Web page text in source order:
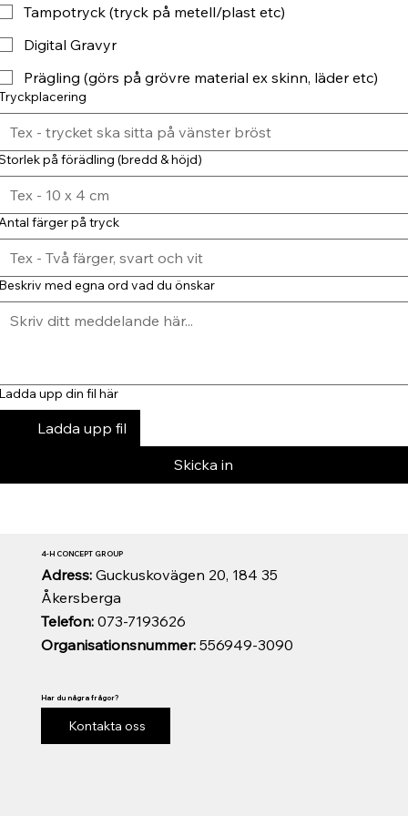
Tampotryck (tryck på metell/plast etc)
Digital Gravyr
Prägling (görs på grövre material ex skinn, läder etc)
på förädling (bredd & höjd)
färger på tryck
med egna ord vad du önskar
upp din fil här
Ladda upp fil
Skicka in
Organisationsnummer:556949-3090
Telefon:073-7193626
Adress: Guckuskovägen 20, 184 35
Åkersberga
4-H CONCEPT GROUP
Har du några frågor?
Kontakta oss